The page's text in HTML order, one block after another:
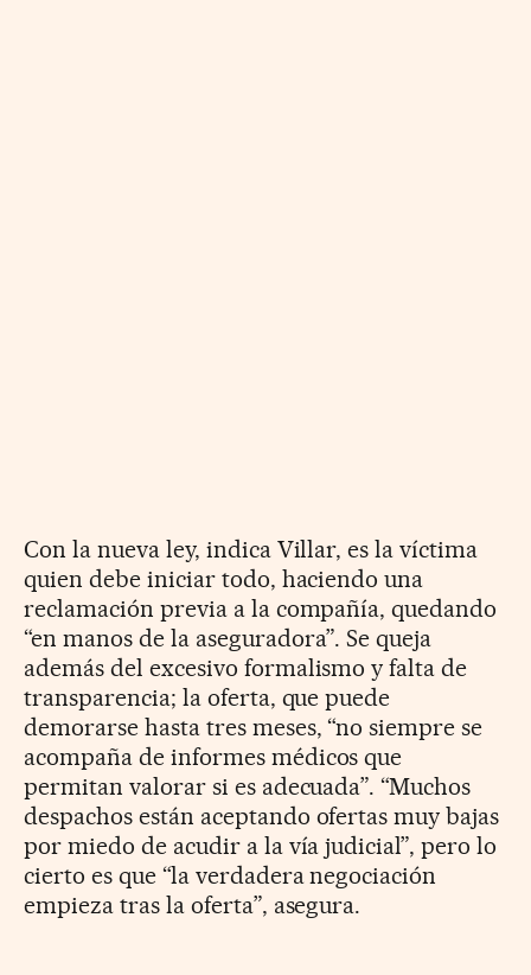
Con la nueva ley, indica Villar, es la víctima
quien debe iniciar todo, haciendo una
reclamación previa a la compañía, quedando
“en manos de la aseguradora”. Se queja
además del excesivo formalismo y falta de
transparencia; la oferta, que puede
demorarse hasta tres meses, “no siempre se
acompaña de informes médicos que
permitan valorar si es adecuada”. “Muchos
despachos están aceptando ofertas muy bajas
por miedo de acudir a la vía judicial”, pero lo
cierto es que “la verdadera negociación
empieza tras la oferta”, asegura.